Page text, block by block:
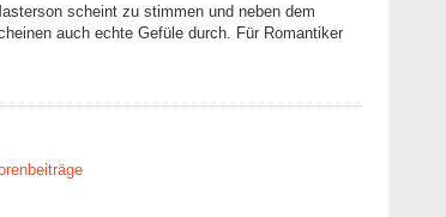
scheint zu stimmen und neben dem
auch echte Gefüle durch. Für Romantiker